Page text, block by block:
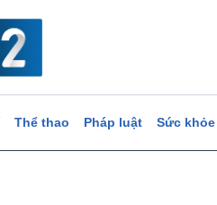
Thể thao Pháp luật Sức khỏe